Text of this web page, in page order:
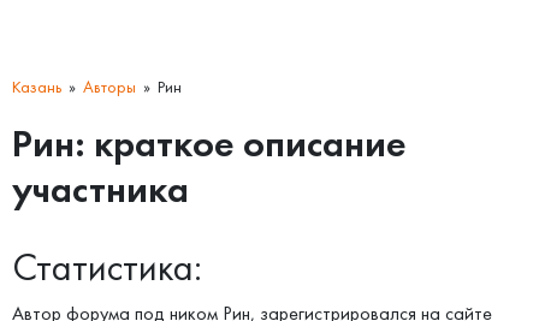
Казань Авторы Рин
Рин: краткое описание
участника
Статистика:
Автор форума под ником Рин, зарегистрировался на сайте